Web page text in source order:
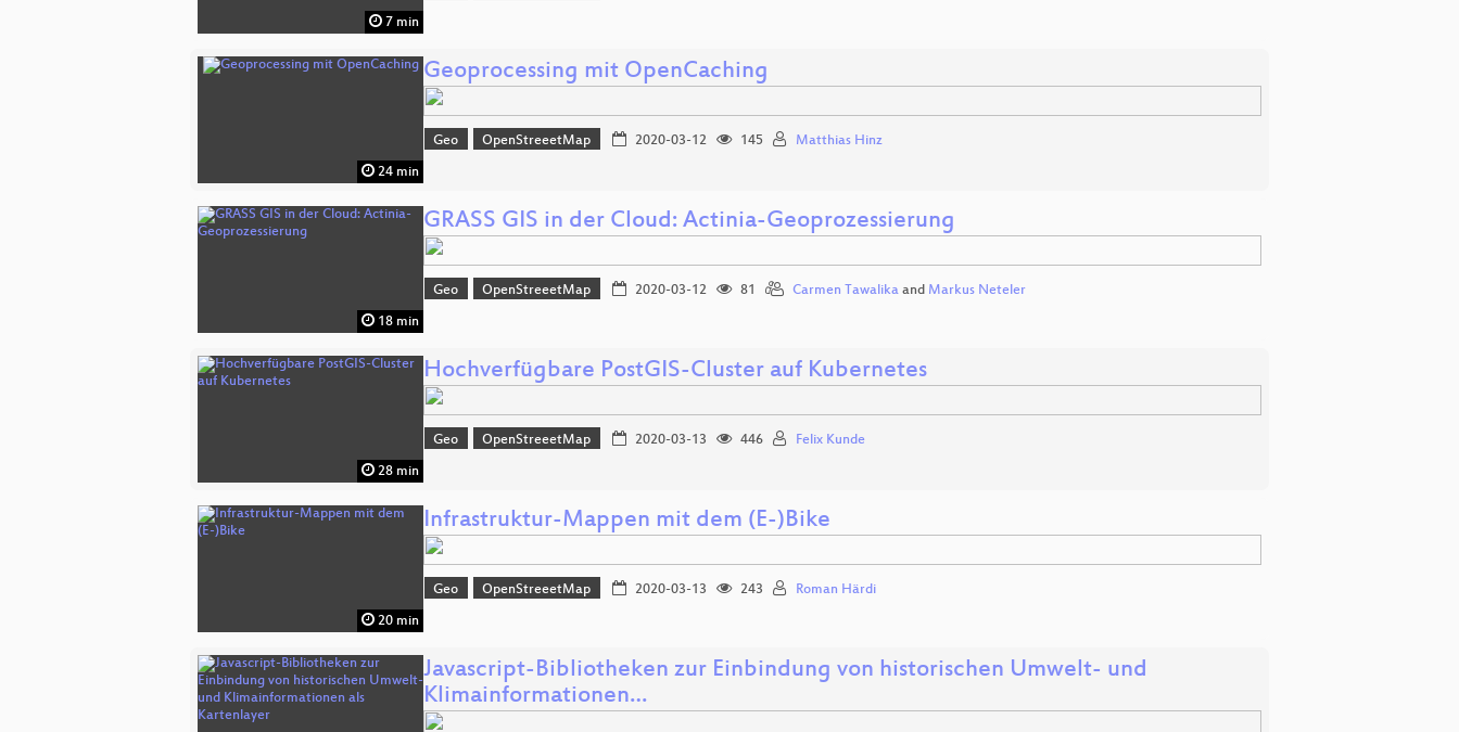
7 min
24 min
Geoprocessing mit OpenCaching
Geo OpenStreeetMap 2020-03-12 145 Matthias Hinz
18 min
GRASS GIS in der Cloud: Actinia-Geoprozessierung
Geo OpenStreeetMap 2020-03-12 81 Carmen Tawalikaand Markus Neteler
28 min
Hochverfügbare PostGIS-Cluster auf Kubernetes
Geo OpenStreeetMap 2020-03-13 446 Felix Kunde
20 min
Infrastruktur-Mappen mit dem (E-)Bike
Geo OpenStreeetMap 2020-03-13 243 Roman Härdi
Javascript-Bibliotheken zur Einbindung von historischen Umwelt- und
Klimainformationen…